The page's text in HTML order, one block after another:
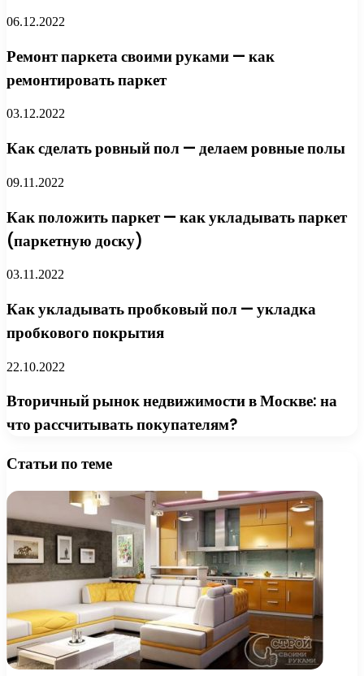
06.12.2022
Ремонт паркета своими руками — как
ремонтировать паркет
03.12.2022
Как сделать ровный пол — делаем ровные полы
09.11.2022
Как положить паркет — как укладывать паркет
(паркетную доску)
03.11.2022
Как укладывать пробковый пол — укладка
пробкового покрытия
22.10.2022
Вторичный рынок недвижимости в Москве: на
что рассчитывать покупателям?
Статьи по теме